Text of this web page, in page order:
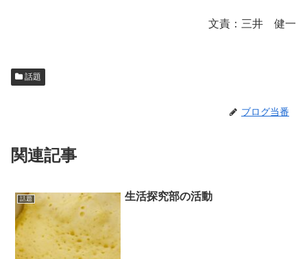
文責：三井 健一
話題
ブログ当番
関連記事
話題 生活探究部の活動